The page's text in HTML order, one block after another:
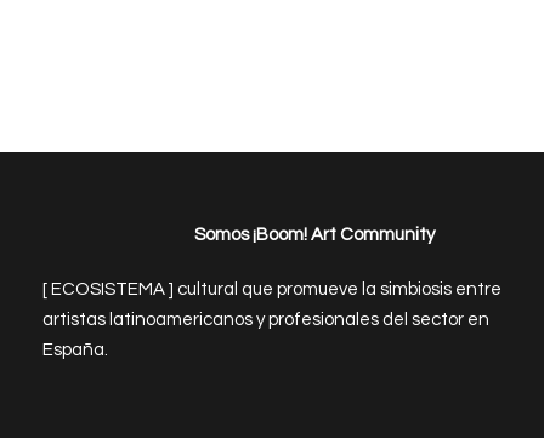
Somos ¡Boom! Art Community
[ ECOSISTEMA ] cultural que promueve la simbiosis entre
artistas latinoamericanos y profesionales del sector en
España.